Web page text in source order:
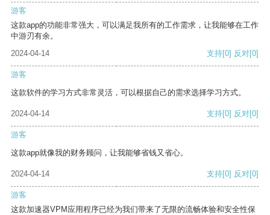
游客
这款app的功能非常强大，可以满足我所有的工作需求，让我能够在工作
中游刃有余。
2024-04-14
支持[0] 反对[0]
游客
这款软件的学习方式非常灵活，可以根据自己的需求选择学习方式。
2024-04-14 支持[0] 反对[0]
游客
这款app就像我的财务顾问，让我能够省钱又省心。
2024-04-14 支持[0] 反对[0]
游客
这款加速器VPM应用程序已经为我们带来了无限的流畅体验和安全性保